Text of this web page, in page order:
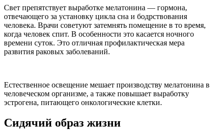
Свет препятствует выработке мелатонина — гормона,
отвечающего за установку цикла сна и бодрствования
человека. Врачи советуют затемнять помещение в то время,
когда человек спит. В особенности это касается ночного
времени суток. Это отличная профилактическая мера
развития раковых заболеваний.
Естественное освещение мешает производству мелатонина в
человеческом организме, а также повышает выработку
эстрогена, питающего онкологические клетки.
Сидячий образ жизни